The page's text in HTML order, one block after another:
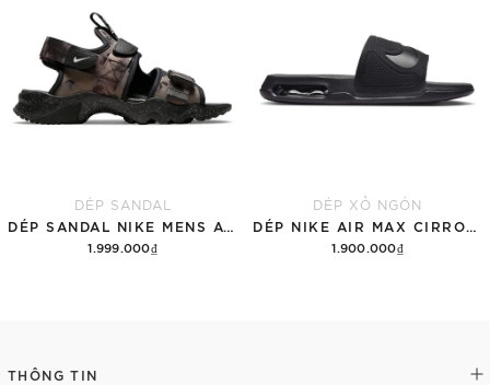
DÉP SANDAL
1.999.000₫
DÉP XỎ NGÓN
1.900.000₫
THÔNG TIN